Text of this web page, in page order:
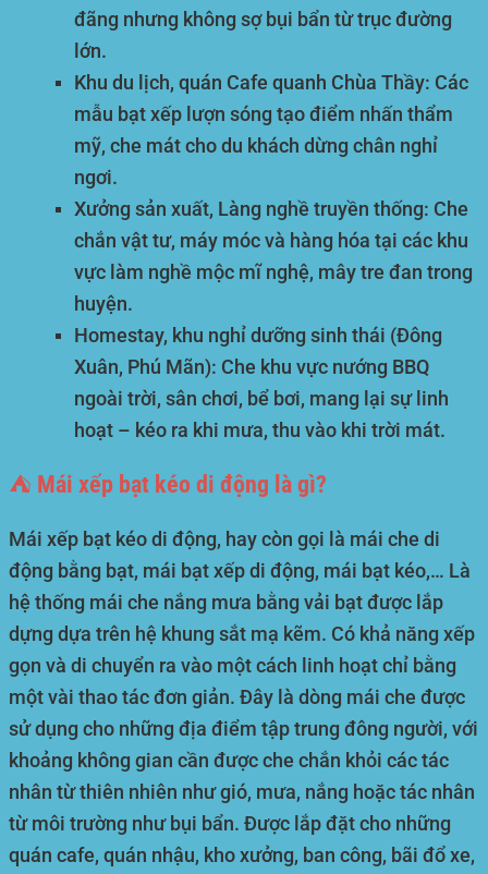
đãng nhưng không sợ bụi bẩn từ trục đường
lớn.
Khu du lịch, quán Cafe quanh Chùa Thầy: Các
mẫu bạt xếp lượn sóng tạo điểm nhấn thẩm
mỹ, che mát cho du khách dừng chân nghỉ
ngơi.
Xưởng sản xuất, Làng nghề truyền thống: Che
chắn vật tư, máy móc và hàng hóa tại các khu
vực làm nghề mộc mĩ nghệ, mây tre đan trong
huyện.
Homestay, khu nghỉ dưỡng sinh thái (Đông
Xuân, Phú Mãn): Che khu vực nướng BBQ
ngoài trời, sân chơi, bể bơi, mang lại sự linh
hoạt – kéo ra khi mưa, thu vào khi trời mát.
⛺ Mái xếp bạt kéo di động là gì?
Mái xếp bạt kéo di động, hay còn gọi là mái che di
động bằng bạt, mái bạt xếp di động, mái bạt kéo,… Là
hệ thống mái che nắng mưa bằng vải bạt được lắp
dựng dựa trên hệ khung sắt mạ kẽm. Có khả năng xếp
gọn và di chuyển ra vào một cách linh hoạt chỉ bằng
một vài thao tác đơn giản. Đây là dòng mái che được
sử dụng cho những địa điểm tập trung đông người, với
khoảng không gian cần được che chắn khỏi các tác
nhân từ thiên nhiên như gió, mưa, nắng hoặc tác nhân
từ môi trường như bụi bẩn. Được lắp đặt cho những
quán cafe, quán nhậu, kho xưởng, ban công, bãi đổ xe,